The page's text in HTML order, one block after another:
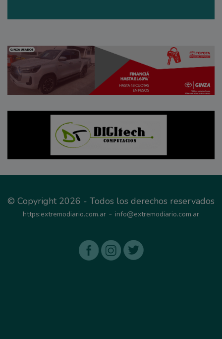
© Copyright 2026 - Todos los derechos reservados
https:extremodiario.com.ar - info@extremodiario.com.ar